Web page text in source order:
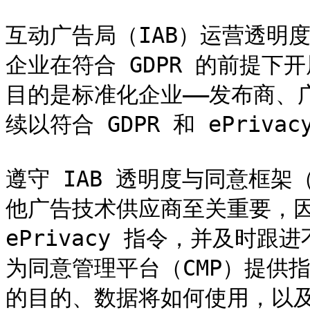
互动广告局（IAB）运营透明
企业在符合 GDPR 的前提下
目的是标准化企业——发布商
续以符合 GDPR 和
遵守 IAB 透明度与同意框架
他广告技术供应商至关重要，
ePrivacy 指令，并及时跟进
为同意管理平台（CMP）提供
的目的、数据将如何使用，以